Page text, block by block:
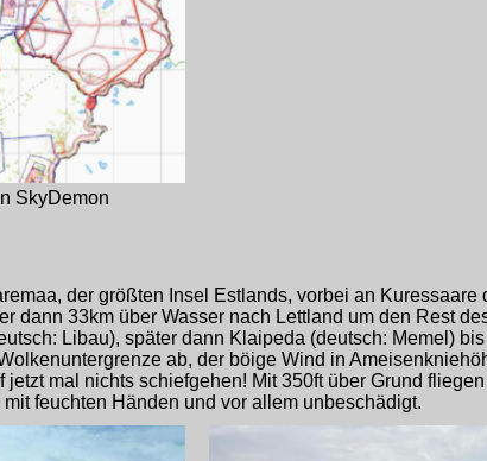
SkyDemon
der größten Insel Estlands, vorbei an Kuressaare
dann 33km über Wasser nach Lettland um den Rest
Libau), später dann Klaipeda (deutsch: Memel)
ab, der böige Wind in
mal nichts schiefgehen! Mit 350ft über Grund
feuchten Händen und vor allem unbeschädigt.